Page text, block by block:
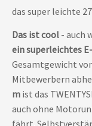
das super leichte
Das ist cool - auch
ein superleichtes
Gesamtgewicht
Mitbewerbern
m ist das
auch ohne
fährt.